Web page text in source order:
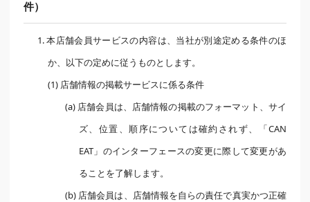
件）
1. 本店舗会員サービスの内容は、当社が別途定める条件のほ
か、以下の定めに従うものとします。
(1) 店舗情報の掲載サービスに係る条件
(a) 店舗会員は、店舗情報の掲載のフォーマット、サイ
ズ、位置、順序については確約されず、「CAN
EAT」のインターフェースの変更に際して変更があ
ることを了解します。
(b) 店舗会員は、店舗情報を自らの責任で真実かつ正確